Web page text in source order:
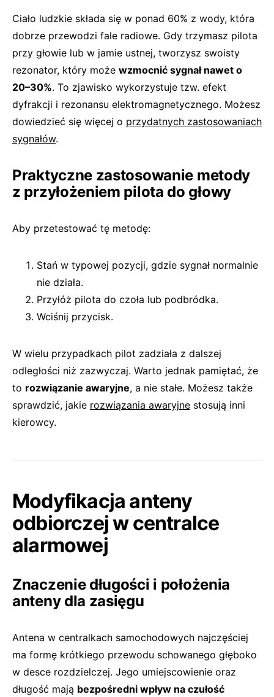
Ciało ludzkie składa się w ponad 60% z wody, która
dobrze przewodzi fale radiowe. Gdy trzymasz pilota
przy głowie lub w jamie ustnej, tworzysz swoisty
rezonator, który może wzmocnić sygnał nawet o
20–30%. To zjawisko wykorzystuje tzw. efekt
dyfrakcji i rezonansu elektromagnetycznego. Możesz
dowiedzieć się więcej o przydatnych zastosowaniach
sygnałów.
Praktyczne zastosowanie metody
z przyłożeniem pilota do głowy
Aby przetestować tę metodę:
Stań w typowej pozycji, gdzie sygnał normalnie
nie działa.
Przyłóż pilota do czoła lub podbródka.
Wciśnij przycisk.
W wielu przypadkach pilot zadziała z dalszej
odległości niż zazwyczaj. Warto jednak pamiętać, że
to rozwiązanie awaryjne, a nie stałe. Możesz także
sprawdzić, jakie rozwiązania awaryjne stosują inni
kierowcy.
Modyfikacja anteny
odbiorczej w centralce
alarmowej
Znaczenie długości i położenia
anteny dla zasięgu
Antena w centralkach samochodowych najczęściej
ma formę krótkiego przewodu schowanego głęboko
w desce rozdzielczej. Jego umiejscowienie oraz
długość mają bezpośredni wpływ na czułość